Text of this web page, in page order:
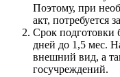
Поэтому, при
акт, потребуется
Срок подготовки
дней до 1,5 мес.
внешний вид, а
госучреждений.